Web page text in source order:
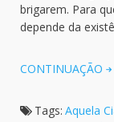
brigarem. Para
depende da
CONTINUAÇÃO
Tags: Aquela